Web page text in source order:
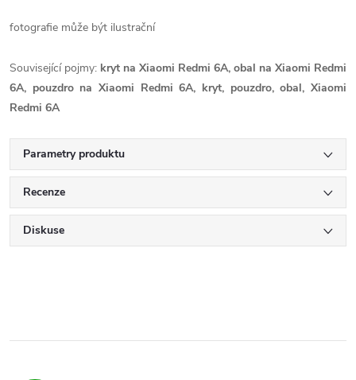
fotografie může být ilustrační
Související pojmy: kryt na Xiaomi Redmi 6A, obal na Xiaomi Redmi
6A, pouzdro na Xiaomi Redmi 6A, kryt, pouzdro, obal, Xiaomi
Redmi 6A
Parametry produktu
Recenze
Diskuse